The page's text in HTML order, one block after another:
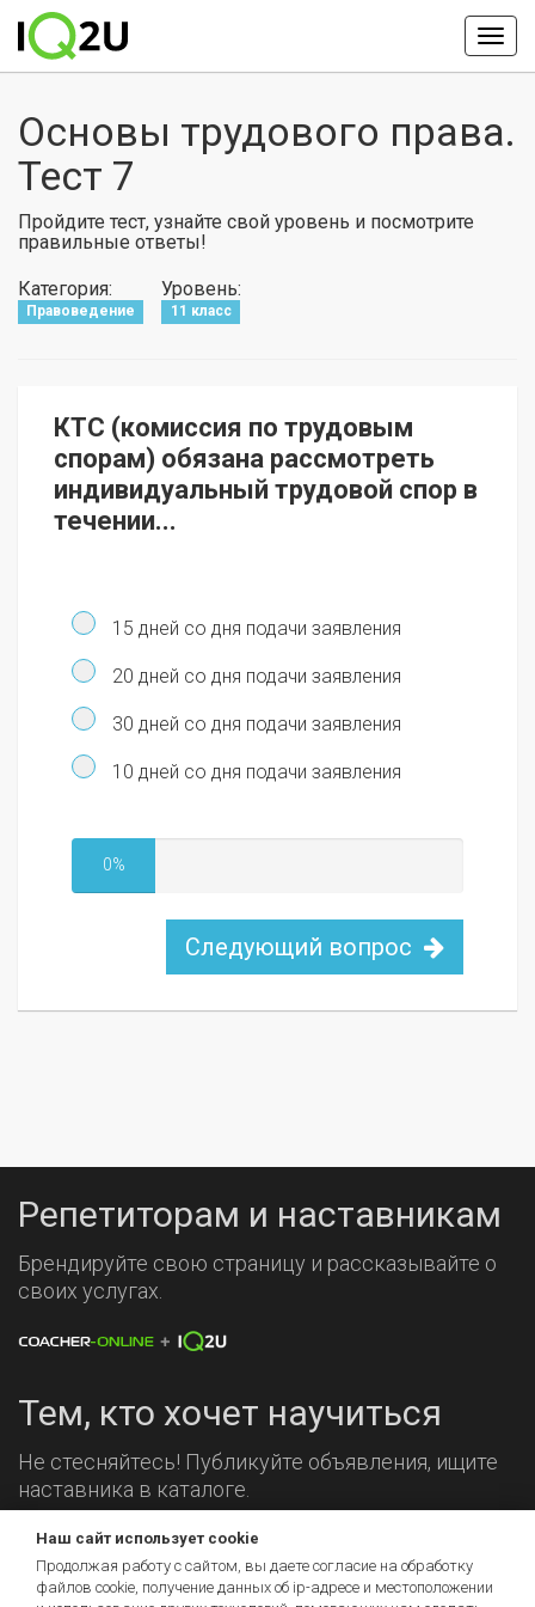
Основы трудового права.
Тест 7
Пройдите тест, узнайте свой уровень и посмотрите
правильные ответы!
Категория:
Правоведение
Уровень:
11 класс
КТС (комиссия по трудовым
спорам) обязана рассмотреть
индивидуальный трудовой спор в
течении...
15 дней со дня подачи заявления
20 дней со дня подачи заявления
30 дней со дня подачи заявления
10 дней со дня подачи заявления
0%
Следующий вопрос
Репетиторам и наставникам
Брендируйте свою страницу и рассказывайте о
своих услугах.
Тем, кто хочет научиться
Не стесняйтесь! Публикуйте объявления, ищите
наставника в каталоге.
Мы на связи!
Наш сайт использует cookie
Продолжая работу с сайтом, вы даете согласие на обработку
файлов cookie, получение данных об ip-адресе и местоположении